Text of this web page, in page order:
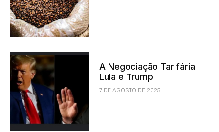
A Negociação Tarifária
Lula e Trump
7 DE AGOSTO DE 2025